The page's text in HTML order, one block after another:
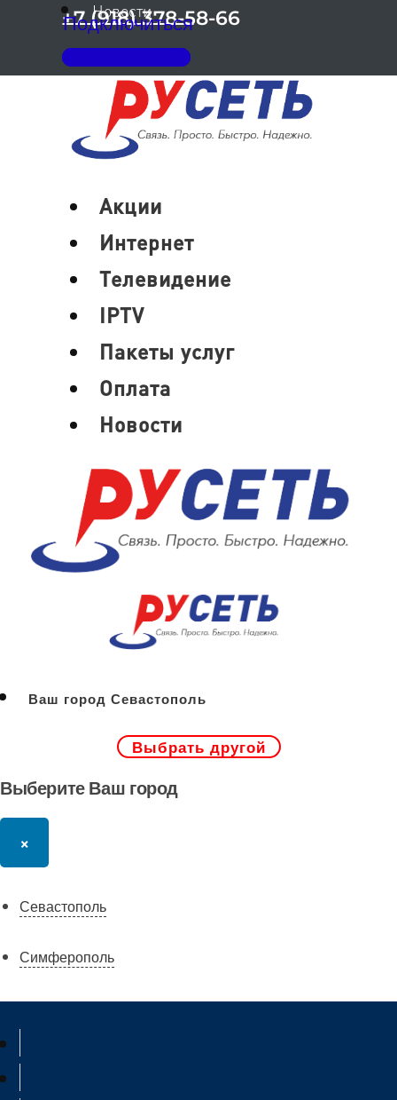
Новости
+7 (918) 378-58-66
Подключиться
Личный кабинет
МенюАкции
Интернет
Телевидение
IPTV
Пакеты услуг
Оплата
Новости
Ваш город Севастополь
Выбрать другой
Выберите Ваш город
×
Севастополь
Симферополь